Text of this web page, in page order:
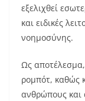
εξελιχθεί
και ειδικές
νοημοσύνης.
Ως
ρομπότ, καθώς
ανθρώπους και